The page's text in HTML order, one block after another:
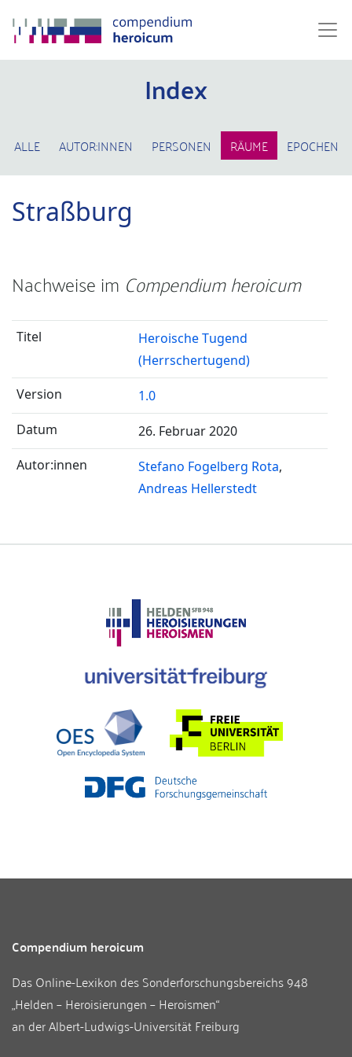
Index
ALLE AUTOR:INNEN PERSONEN RÄUME EPOCHEN
Straßburg
Nachweise im Compendium heroicum
Heroische Tugend
(Herrschertugend)
1.0
26. Februar 2020
Stefano Fogelberg Rota
Andreas Hellerstedt
Compendium heroicum
Das Online-Lexikon desSonderforschungsbereichs 948
„Helden – Heroisierungen – Heroismen“
an derAlbert-Ludwigs-Universität Freiburg